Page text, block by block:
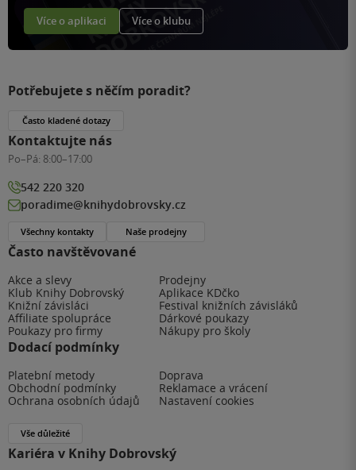
Více o aplikaci Více o klubu
Často navštěvované
Akce a slevy
Prodejny
Klub Knihy Dobrovský
Aplikace KDčko
Knižní závisláci
Festival knižních závisláků
Affiliate spolupráce
Dárkové poukazy
Poukazy pro firmy
Nákupy pro školy
Dodací podmínky
Platební metody
Doprava
Obchodní podmínky
Reklamace a vrácení
Ochrana osobních údajů
Nastavení cookies
Vše důležité
Kariéra v Knihy Dobrovský
Potřebujete s něčím poradit?
Často kladené dotazy
Kontaktujte nás
Po–Pá: 8:00–17:00
542 220 320
poradime@knihydobrovsky.cz
Všechny kontakty Naše prodejny